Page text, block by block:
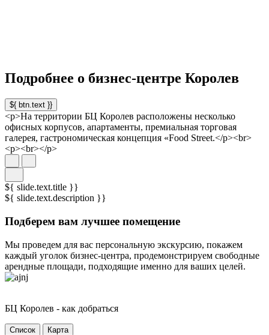
Подробнее о бизнес-центре Королев
${ btn.text }}
<p>На территории БЦ Королев расположены несколько
офисных корпусов, апартаменты, премиальная торговая
галерея, гастрономическая концепция «Food Street.</p><br>
<p><br></p>
${ slide.text.title }}
${ slide.text.description }}
Подберем вам лучшее помещение
Мы проведем для вас персональную экскурсию, покажем
каждый уголок бизнес-центра, продемонстрируем свободные
арендные площади, подходящие именно для ваших целей.
БЦ Королев - как добраться
Cписок Карта